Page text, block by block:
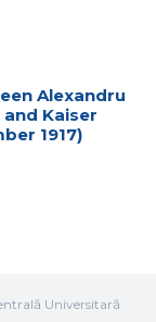
Alexandru
Kaiser
1917)
Universitară